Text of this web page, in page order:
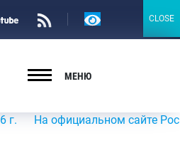
Версия
МЕНЮ
официальном сайте
CLOSE
CLOSE